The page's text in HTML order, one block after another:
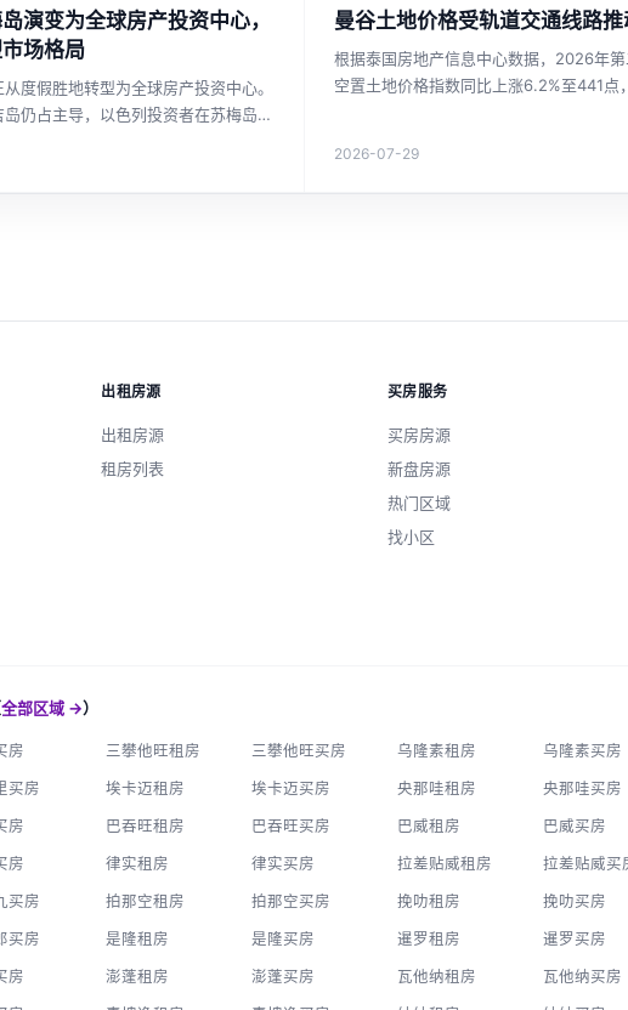
演变为全球房产投资中心，
场格局
度假胜地转型为全球房产投资中心。
仍占主导，以色列投资者在苏梅岛崛
曼谷土地价格受轨道交通线路
根据泰国房地产信息中心数据，2026年
空置土地价格指数同比上涨6.2%至441点
场整体趋于稳定，但新线路投资区域仍具
关注曼谷房价和泰国投资房产的投资者，
2026-07-29
出租房源
出租房源
租房列表
买房服务
买房房源
新盘房源
热门区域
找小区
全部区域 →）
房 三攀他旺租房 三攀他旺买房 乌隆素租房 乌隆素买房
买房 埃卡迈租房 埃卡迈买房 央那哇租房 央那哇买房
房 巴吞旺租房 巴吞旺买房 巴威租房 巴威买房
房 律实租房 律实买房 拉差贴威租房 拉差贴威买
买房 拍那空租房 拍那空买房 挽叻租房 挽叻买房
买房 是隆租房 是隆买房 暹罗租房 暹罗买房
房 澎蓬租房 澎蓬买房 瓦他纳租房 瓦他纳买房